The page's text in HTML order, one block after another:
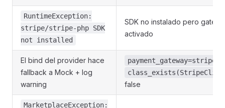
RuntimeException:
stripe/stripe-php SDK
not installed
SDK no instalado pero
activado
El bind del provider hace
fallback a Mock + log
warning
payment_gateway=stripe
false
MarketplaceException: